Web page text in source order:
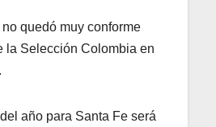
quedó muy conforme
la Selección Colombia en
año para Santa Fe será